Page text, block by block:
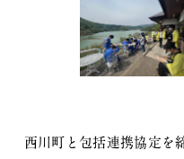
西川町と包括連携協定を